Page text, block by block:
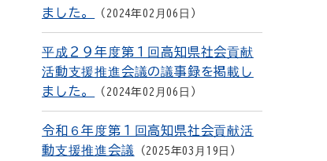
ました。
2024年02月06日
平成２９年度第１回高知県社会貢献
活動支援推進会議の議事録を掲載し
ました。
2024年02月06日
令和６年度第１回高知県社会貢献活
動支援推進会議
2025年03月19日